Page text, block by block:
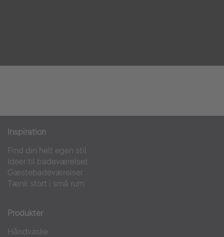
Inspiration
Find din helt egen stil
Ideer til badeværelset
Gæstebadeværelser
Tænk stort i små rum
Produkter
Håndvaske